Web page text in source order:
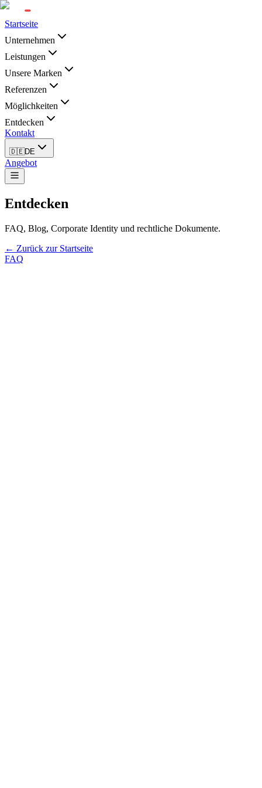
Startseite
Unternehmen
Leistungen
Unsere Marken
Referenzen
Möglichkeiten
Entdecken
Kontakt
🇩🇪DE
Angebot
Entdecken
FAQ, Blog, Corporate Identity und rechtliche Dokumente.
← Zurück zur Startseite
FAQ